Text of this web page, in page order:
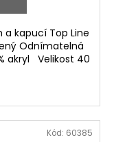
kapucí Top Line
Odnímatelná
akryl Velikost 40
Kód: 60385